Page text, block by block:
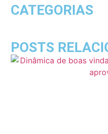
CATEGORIAS
POSTS